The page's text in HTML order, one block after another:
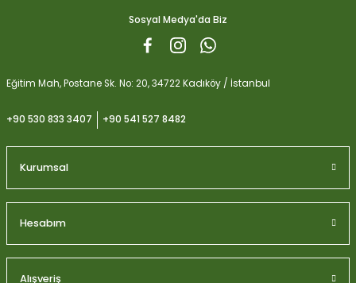
Sosyal Medya'da Biz
Eğitim Mah, Postane Sk. No: 20, 34722 Kadıköy / İstanbul
+90 530 833 3407 +90 541 527 8482
Kurumsal
Hesabım
Alışveriş